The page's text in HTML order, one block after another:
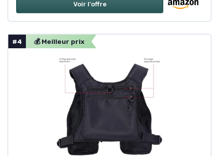
Voir l'offre
#4 💰 Meilleur prix